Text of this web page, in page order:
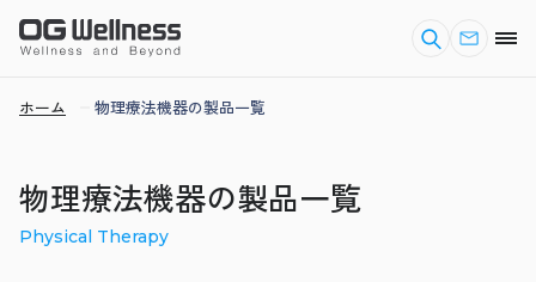
ホーム 物理療法機器の製品一覧
物理療法機器の製品一覧
Physical Therapy